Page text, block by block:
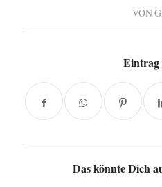
VON
Eintrag
Das könnte Dich